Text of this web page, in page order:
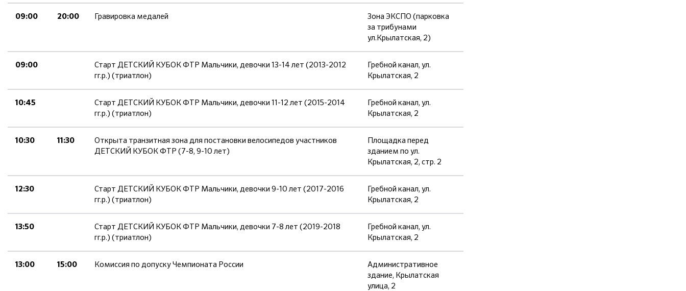
09:00 20:00 Гравировка медалей
Зона ЭКСПО (парковка
за трибунами
ул.Крылатская, 2)
09:00
Старт ДЕТСКИЙ КУБОК ФТР Мальчики, девочки 13-14 лет (2013-2012
гг.р.) (триатлон)
Гребной канал, ул.
Крылатская, 2
10:45
Старт ДЕТСКИЙ КУБОК ФТР Мальчики, девочки 11-12 лет (2015-2014
гг.р.) (триатлон)
Гребной канал, ул.
Крылатская, 2
10:30 11:30
Открыта транзитная зона для постановки велосипедов участников
ДЕТСКИЙ КУБОК ФТР (7-8, 9-10 лет)
Площадка перед
зданием по ул.
Крылатская, 2, стр. 2
12:30
Старт ДЕТСКИЙ КУБОК ФТР Мальчики, девочки 9-10 лет (2017-2016
гг.р.) (триатлон)
Гребной канал, ул.
Крылатская, 2
13:50
Старт ДЕТСКИЙ КУБОК ФТР Мальчики, девочки 7-8 лет (2019-2018
гг.р.) (триатлон)
Гребной канал, ул.
Крылатская, 2
13:00 15:00 Комиссия по допуску Чемпионата России
Административное
здание, Крылатская
улица, 2